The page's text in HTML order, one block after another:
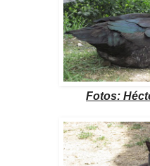
Fotos: